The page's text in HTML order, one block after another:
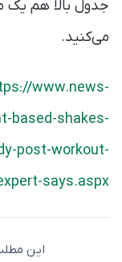
جدول بالا هم یک
می‌کنید.
www.news-
based-shakes-
post-workout-
says.aspx
این